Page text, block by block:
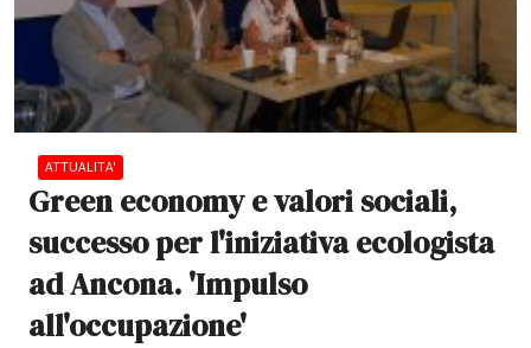
ATTUALITA'
Green economy e valori sociali,
successo per l'iniziativa ecologista
ad Ancona. 'Impulso
all'occupazione'